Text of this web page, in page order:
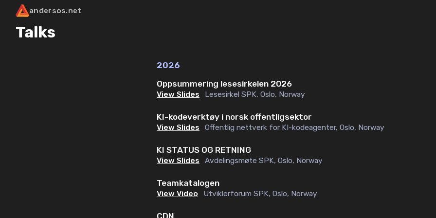
andersos.net
Talks
2026
Oppsummering lesesirkelen 2026
View Slides Lesesirkel SPK,Oslo, Norway
KI-kodeverktøy i norsk offentligsektor
View Slides Offentlig nettverk for KI-kodeagenter,Oslo, Norway
KI STATUS OG RETNING
View Slides Avdelingsmøte SPK,Oslo, Norway
Teamkatalogen
View Video Utviklerforum SPK,Oslo, Norway